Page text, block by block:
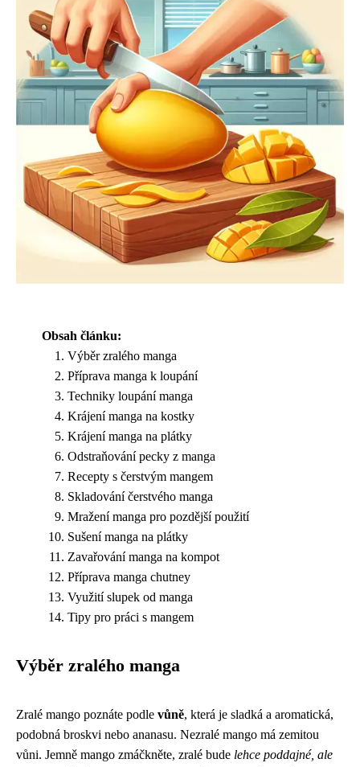
Obsah článku:
Výběr zralého manga
Příprava manga k loupání
Techniky loupání manga
Krájení manga na kostky
Krájení manga na plátky
Odstraňování pecky z manga
Recepty s čerstvým mangem
Skladování čerstvého manga
Mražení manga pro pozdější použití
Sušení manga na plátky
Zavařování manga na kompot
Příprava manga chutney
Využití slupek od manga
Tipy pro práci s mangem
Výběr zralého manga
Zralé mango poznáte podle vůně, která je sladká a aromatická,
podobná broskvi nebo ananasu. Nezralé mango má zemitou
vůni. Jemně mango zmáčkněte, zralé bude lehce poddajné, ale